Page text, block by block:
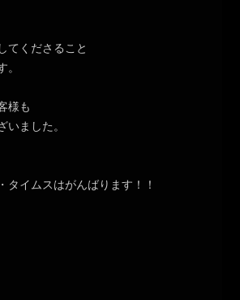
てくださること
。
様も
いました。
タイムスはがんばります！！